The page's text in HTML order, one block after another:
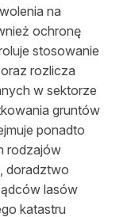
na
ochronę
stosowanie
rozlicza
w sektorze
gruntów
ponadto
rodzajów
doradztwo
lasów
katastru